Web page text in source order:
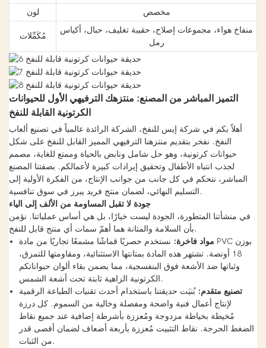
لون مخصص
مُكَمِّلات
منفاخ هواء، مجموعات إصلاح، حقيبة تغليف، حبال، أكياس
رمل
التميز المباشر من المصنع: منتزهك الترفيهي الأول للحيوانات
الكرتونية القابلة للنفخ
أهلاً بكم في شركة إيس للنفخ، الشركة الرائدة عالمياً في تصنيع ألعاب
النفخ. نفخر بتقديم منتزهنا الترفيهي المميز القابل للنفخ على شكل
حيوانات كرتونية، وهو حل شامل ونابض بالحياة وممتع للغاية، مصمم
لجذب انتباه الأطفال وتحقيق إيرادات كبيرة لأعمالكم. بصفتنا المصنع
المباشر، نتحكم في كل جانب من جوانب الإنتاج، من الفكرة الأولية إلى
التسليم النهائي، لضمان منتج فريد يبرز في سوق تنافسية.
جودة لا تقبل المساومة من الألف إلى الياء
في منشأتنا المتطورة، الجودة ليست خيارًا، بل هي أساس عملياتنا. نؤمن
بأن السلامة والمتانة هما أهمّ سمات أي منتج قابل للنفخ.
مواد فاخرة: نستخدم حصريًا قماشًا مشمعًا تجاريًا من مادة PVC بوزن
18 أونصة. تشتهر هذه المادة بمتانتها الاستثنائية، ومقاومتها للتمزق،
وثباتها ضد الأشعة فوق البنفسجية، مما يضمن بقاء ألوان حيواناتكم
الكرتونية الزاهية ثابتة تحت أشعة الشمس.
تصنيع متقدم: بُنيَت حديقتنا باستخدام أحدث تقنيات الطباعة الرقمية
لإنتاج أعمال فنية واضحة ومفصلة وخالية من السموم. كل درزة
مُخيطة بخياطة مزدوجة ومُعززة بأشرطة إضافية عند جميع نقاط
الضغط الحرجة. نقاط التثبيت مُعززة بأربعة أضعاف لضمان أقصى قدر
من الثبات.